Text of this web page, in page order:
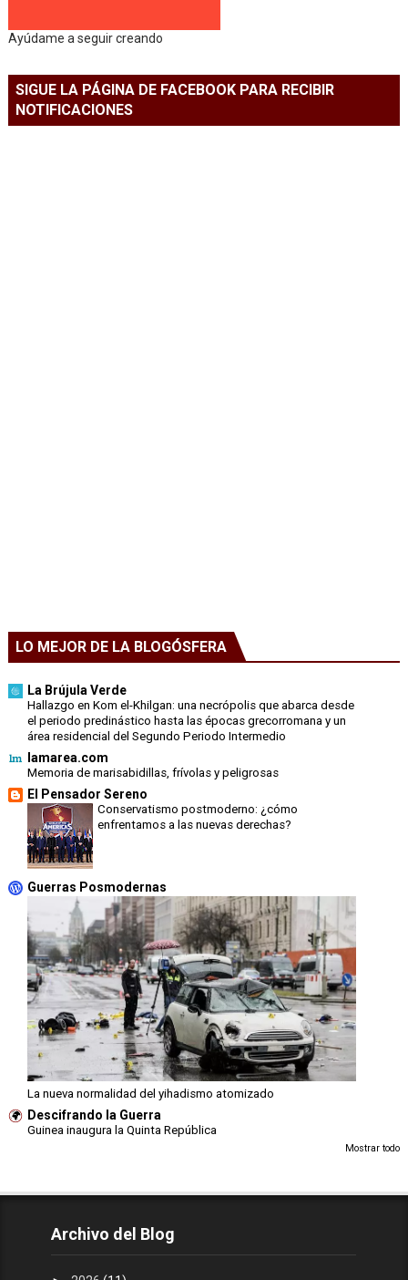
Ayúdame a seguir creando
SIGUE LA PÁGINA DE FACEBOOK PARA RECIBIR
NOTIFICACIONES
LO MEJOR DE LA BLOGÓSFERA
La Brújula Verde
Hallazgo en Kom el-Khilgan: una necrópolis que abarca desde
el periodo predinástico hasta las épocas grecorromana y un
área residencial del Segundo Periodo Intermedio
lamarea.com
Memoria de marisabidillas, frívolas y peligrosas
El Pensador Sereno
Conservatismo postmoderno: ¿cómo
enfrentamos a las nuevas derechas?
Guerras Posmodernas
La nueva normalidad del yihadismo atomizado
Descifrando la Guerra
Guinea inaugura la Quinta República
Mostrar todo
Archivo del Blog